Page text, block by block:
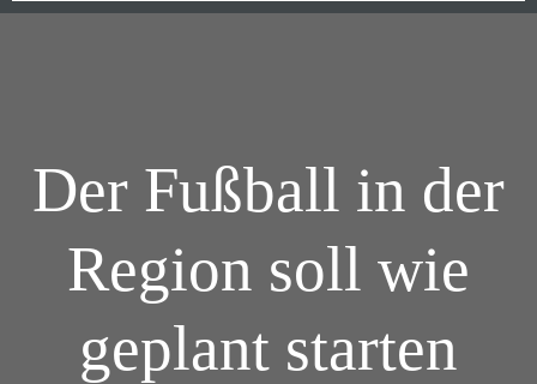
Der Fußball in der
Region soll wie
geplant starten